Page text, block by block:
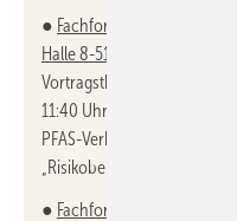
● Fachforum
Halle 8-516
Vortragsthemen: „Die
11:40 Uhr und 10.10., 12:20
PFAS-Verbots auf die
„Risikobeurteilung von
● Fachforum